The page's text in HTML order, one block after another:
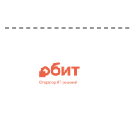
Аналитика
Интервью